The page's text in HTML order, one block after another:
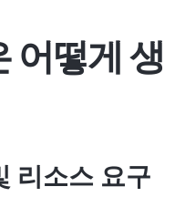
어떻게 생
리소스 요구